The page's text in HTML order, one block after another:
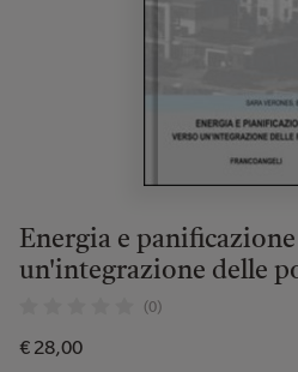
Energia e
un'integrazione delle
(0)
€ 28,00